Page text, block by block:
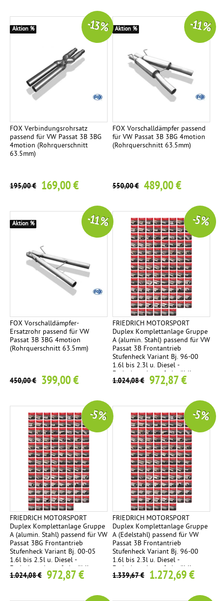
FOX Verbindungsrohrsatz
passend für VW Passat 3B 3BG
4motion (Rohrquerschnitt
63.5mm)
195,00 € 169,00 €
-13 %
Aktion %
FOX Vorschalldämpfer passend
für VW Passat 3B 3BG 4motion
(Rohrquerschnitt 63.5mm)
550,00 € 489,00 €
-11 %
Aktion %
FOX Vorschalldämpfer-
Ersatzrohr passend für VW
Passat 3B 3BG 4motion
(Rohrquerschnitt 63.5mm)
450,00 € 399,00 €
-11 %
Aktion %
FRIEDRICH MOTORSPORT
Duplex Komplettanlage Gruppe
A (alumin. Stahl) passend für VW
Passat 3B Frontantrieb
Stufenheck Variant Bj. 96-00
1.6l bis 2.3l u. Diesel -
Endrohrvariante frei wählbar
1.024,08 € 972,87 €
-5 %
FRIEDRICH MOTORSPORT
Duplex Komplettanlage Gruppe
A (alumin. Stahl) passend für VW
Passat 3BG Frontantrieb
Stufenheck Variant Bj. 00-05
1.6l bis 2.5l u. Diesel -
Endrohrvariante frei wählbar
1.024,08 € 972,87 €
-5 %
FRIEDRICH MOTORSPORT
Duplex Komplettanlage Gruppe
A (Edelstahl) passend für VW
Passat 3B Frontantrieb
Stufenheck Variant Bj. 96-00
1.6l bis 2.3l u. Diesel -
Endrohrvariante frei wählbar
1.339,67 € 1.272,69 €
-5 %